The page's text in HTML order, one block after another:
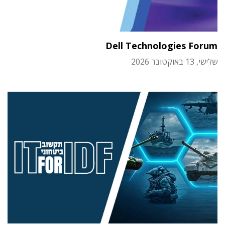
Dell Technologies Forum
שלישי, 13 באוקטובר 2026